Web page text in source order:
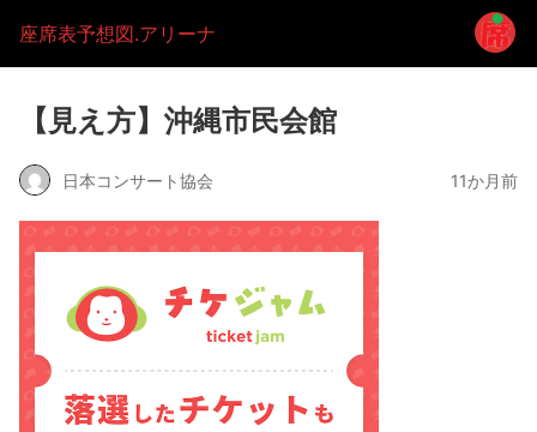
座席表予想図.アリーナ
【見え方】沖縄市民会館
日本コンサート協会 11か月前